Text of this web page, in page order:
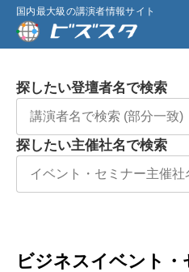
国内最大級の講演者情報サイト
探したい登壇者名で検索
探したい主催社名で検索
ビジネスイベント